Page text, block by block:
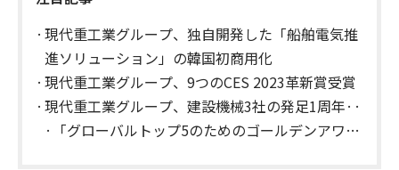
現代重工業グループ、独自開発した「船舶電気推
進ソリューション」の韓国初商用化
現代重工業グループ、9つのCES 2023革新賞受賞
現代重工業グループ、建設機械3社の発足1周年··
·「グローバルトップ5のためのゴールデンアワ